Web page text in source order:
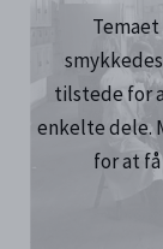
tilstede for
enkelte dele.
for at